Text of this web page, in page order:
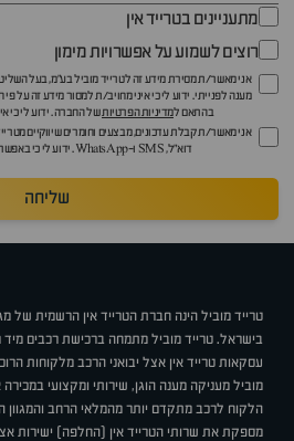
מתעניינים בטרייד אין
רוצים לשמוע על אפשרויות מימון
אני מאשר/ת מסירת מידע זה לטרייד מוביל בע"מ, בעל
מענה לפנייתי. ידוע לי כי איני מחויב/ת למסור מידע זה על פי
בהתאם למדיניות הפרטיותשל החברה. ידוע לי כי
אני מאשר/ת קבלת עדכונים, מבצעים וחומרים שיווקיים
דוא״ל, SMS ו-WhatsApp. ידוע לי כי באפשרותי לבטל הסכמה זו בכל עת.
שליחה
טרייד מוביל הינה חברת הטרייד אין הרשמית של
בישראל. טרייד מוביל מתמחה ברכישת רכבים
עסקאות טרייד אין אצל יבואני הרכב מלקוחות
מוביל מעניקה מענה הוגן, שירותי ומקצועי
הלקוח לרכב מתקדם יותר מהמלאי הרחב והמגוון
מספקת את שרותי הטרייד אין (החלפה) ישירות